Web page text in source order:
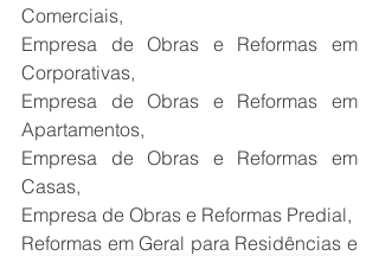
Comerciais,
Empresa de Obras e Reformas em
Corporativas,
Empresa de Obras e Reformas em
Apartamentos,
Empresa de Obras e Reformas em
Casas,
Empresa de Obras e Reformas Predial,
Reformas em Geral para Residências e